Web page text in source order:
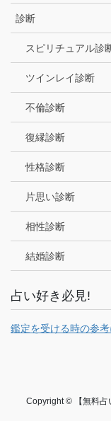
診断
スピリチュアル診
ツインレイ診断
不倫診断
復縁診断
性格診断
片思い診断
相性診断
結婚診断
占い好き必見!
鑑定を受ける時の参
Copyright © 【無料占